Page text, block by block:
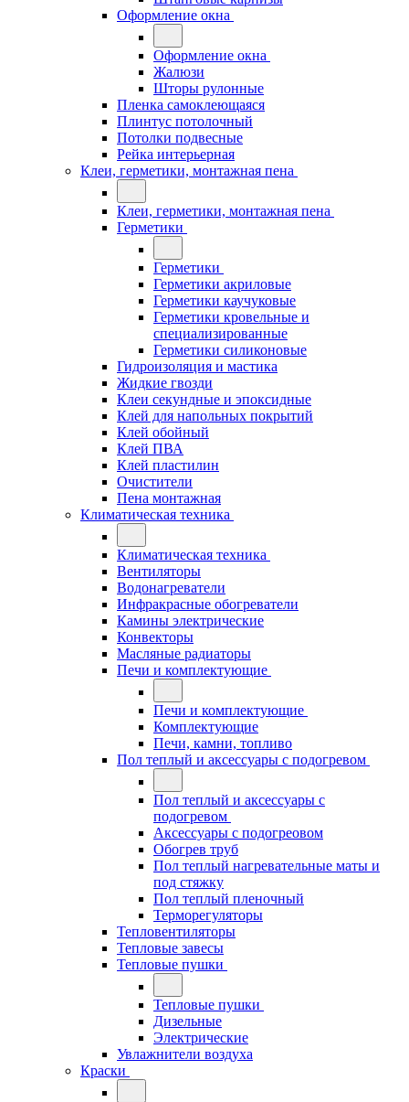
Оформление окна
Оформление окна
Жалюзи
Шторы рулонные
Пленка самоклеющаяся
Плинтус потолочный
Потолки подвесные
Рейка интерьерная
Клеи, герметики, монтажная пена
Клеи, герметики, монтажная пена
Герметики
Герметики
Герметики акриловые
Герметики каучуковые
Герметики кровельные и
специализированные
Герметики силиконовые
Гидроизоляция и мастика
Жидкие гвозди
Клеи секундные и эпоксидные
Клей для напольных покрытий
Клей обойный
Клей ПВА
Клей пластилин
Очистители
Пена монтажная
Климатическая техника
Климатическая техника
Вентиляторы
Водонагреватели
Инфракрасные обогреватели
Камины электрические
Конвекторы
Масляные радиаторы
Печи и комплектующие
Печи и комплектующие
Комплектующие
Печи, камни, топливо
Пол теплый и аксессуары с подогревом
Пол теплый и аксессуары с
подогревом
Аксессуары с подогреовом
Обогрев труб
Пол теплый нагревательные маты и
под стяжку
Пол теплый пленочный
Терморегуляторы
Тепловентиляторы
Тепловые завесы
Тепловые пушки
Тепловые пушки
Дизельные
Электрические
Увлажнители воздуха
Краски